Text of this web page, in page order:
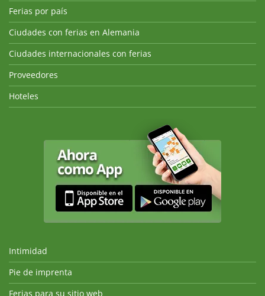
Ferias por país
Ciudades con ferias en Alemania
Ciudades internacionales con ferias
Proveedores
Hoteles
Intimidad
Pie de imprenta
Ferias para su sitio web